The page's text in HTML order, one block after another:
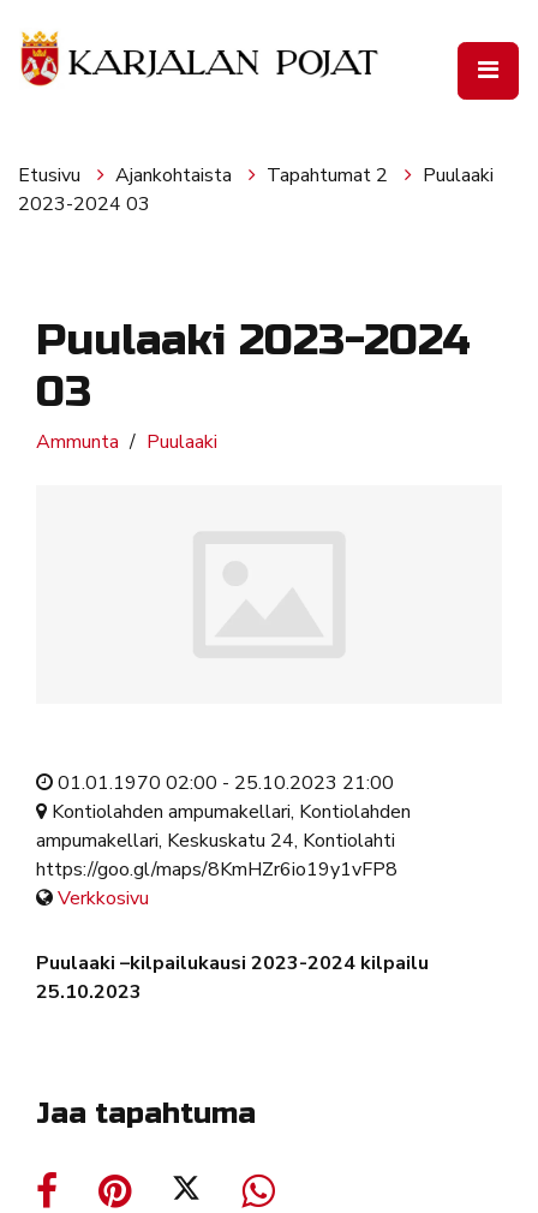
Etusivu Ajankohtaista Tapahtumat 2
Puulaaki
2023-2024 03
Puulaaki 2023-2024
03
Ammunta Puulaaki
01.01.1970 02:00 - 25.10.2023 21:00
Kontiolahden ampumakellari, Kontiolahden
ampumakellari, Keskuskatu 24, Kontiolahti
https://goo.gl/maps/8KmHZr6io19y1vFP8
Verkkosivu
Puulaaki –kilpailukausi 2023-2024 kilpailu
25.10.2023
Jaa tapahtuma